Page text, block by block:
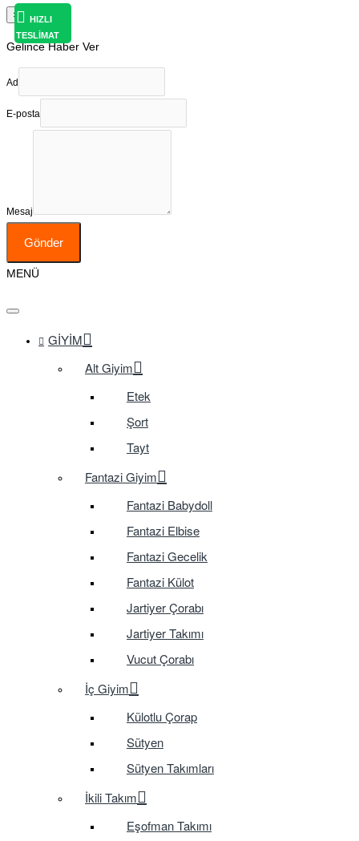
×
Gelince Haber Ver
Ad
E-posta
Mesaj
Gönder
MENÜ
GIYIM
Alt Giyim
Etek
Şort
Tayt
Fantazi Giyim
Fantazi Babydoll
Fantazi Elbise
Fantazi Gecelik
Fantazi Külot
Jartiyer Çorabı
Jartiyer Takımı
Vucut Çorabı
İç Giyim
Külotlu Çorap
Sütyen
Sütyen Takımları
İkili Takım
Eşofman Takımı
HIZLI
TESLİMAT
HIZLI
TESLİMAT